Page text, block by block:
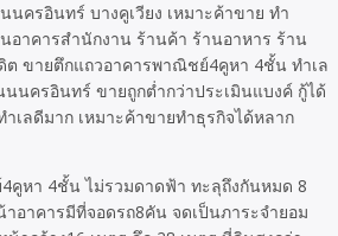
ครอินทร์ บางคูเวียง เหมาะค้าขาย ทำ
อาคารสำนักงาน ร้านค้า ร้านอาหาร ร้าน
ดิต ขายตึกแถวอาคารพาณิชย์4คูหา 4ชั้น ทำเล
นนครอินทร์ ขายถูกต่ำกว่าประเมินแบงค์ กู้ได้
ำเลดีมาก เหมาะค้าขายทำธุรกิจได้หลาก
คูหา 4ชั้น ไม่รวมดาดฟ้า ทะลุถึงกันหมด 8
อาคารมีที่จอดรถ8คัน จดเป็นภาระจำยอม